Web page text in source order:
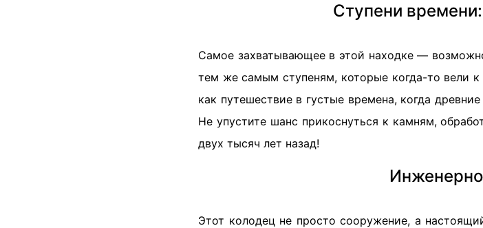
Ступени
Самое захватывающее в этой находке —
тем же самым ступеням, которые когда-то вели
как путешествие в густые времена, когда
Не упустите шанс прикоснуться к камням,
двух тысяч лет назад!
Этот колодец не просто сооружение, а